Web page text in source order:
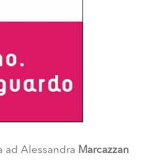
ad Alessandra Marcazzan